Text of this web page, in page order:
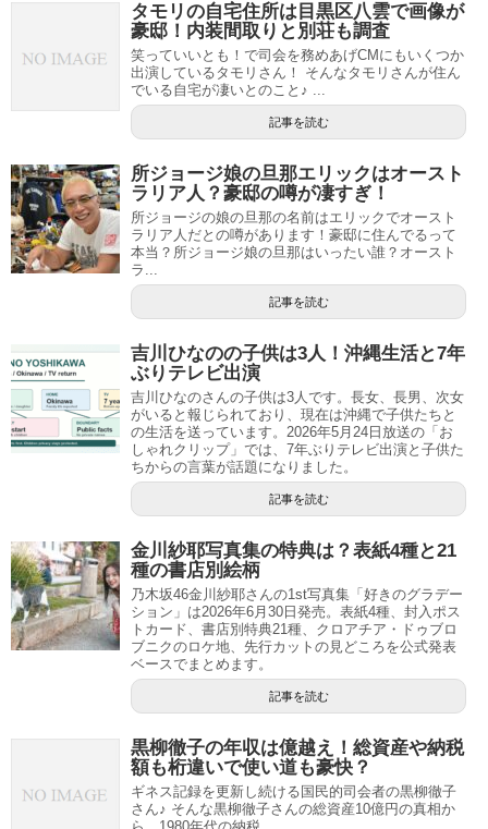
タモリの自宅住所は目黒区八雲で画像が
豪邸！内装間取りと別荘も調査
笑っていいとも！で司会を務めあげCMにもいくつか
出演しているタモリさん！ そんなタモリさんが住ん
でいる自宅が凄いとのこと♪ ...
記事を読む
所ジョージ娘の旦那エリックはオースト
ラリア人？豪邸の噂が凄すぎ！
所ジョージの娘の旦那の名前はエリックでオースト
ラリア人だとの噂があります！豪邸に住んでるって
本当？所ジョージ娘の旦那はいったい誰？オースト
ラ...
記事を読む
吉川ひなのの子供は3人！沖縄生活と7年
ぶりテレビ出演
吉川ひなのさんの子供は3人です。長女、長男、次女
がいると報じられており、現在は沖縄で子供たちと
の生活を送っています。2026年5月24日放送の「お
しゃれクリップ」では、7年ぶりテレビ出演と子供た
ちからの言葉が話題になりました。
記事を読む
金川紗耶写真集の特典は？表紙4種と21
種の書店別絵柄
乃木坂46金川紗耶さんの1st写真集「好きのグラデー
ション」は2026年6月30日発売。表紙4種、封入ポス
トカード、書店別特典21種、クロアチア・ドゥブロ
ブニクのロケ地、先行カットの見どころを公式発表
ベースでまとめます。
記事を読む
黒柳徹子の年収は億越え！総資産や納税
額も桁違いで使い道も豪快？
ギネス記録を更新し続ける国民的司会者の黒柳徹子
さん♪ そんな黒柳徹子さんの総資産10億円の真相か